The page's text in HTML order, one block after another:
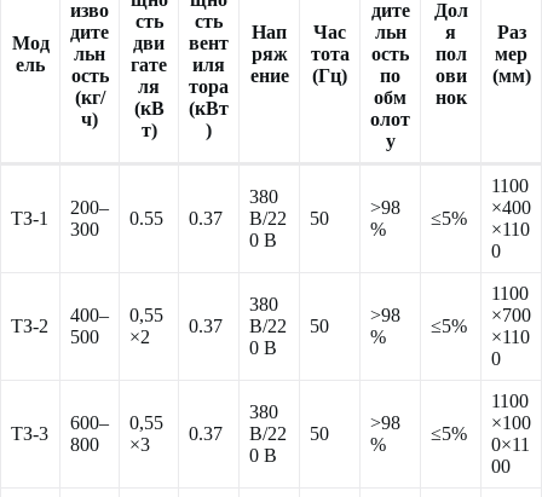
Мод
ель
изво
дите
льн
ость
(кг/
ч)
сть
дви
гате
ля
(кВ
т)
сть
вент
иля
тора
(кВт
)
Нап
ряж
ение
Час
тота
(Гц)
дите
льн
ость
по
обм
олот
у
Дол
я
пол
ови
нок
Раз
мер
(мм)
ТЗ-1
200–
300
0.55 0.37
380
В/22
0 В
50
>98
%
≤5%
1100
×400
×110
0
ТЗ-2
400–
500
0,55
×2
0.37
380
В/22
0 В
50
>98
%
≤5%
1100
×700
×110
0
ТЗ-3
600–
800
0,55
×3
0.37
380
В/22
0 В
50
>98
%
≤5%
1100
×100
0×11
00